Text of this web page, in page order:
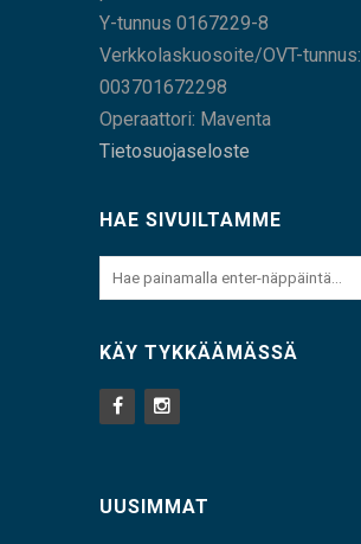
Y-tunnus 0167229-8
Verkkolaskuosoite/OVT-tunnus:
003701672298
Operaattori: Maventa
Tietosuojaseloste
HAE SIVUILTAMME
KÄY TYKKÄÄMÄSSÄ
UUSIMMAT